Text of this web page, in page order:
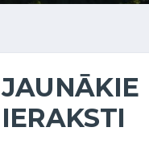
JAUNĀKIE
IERAKSTI